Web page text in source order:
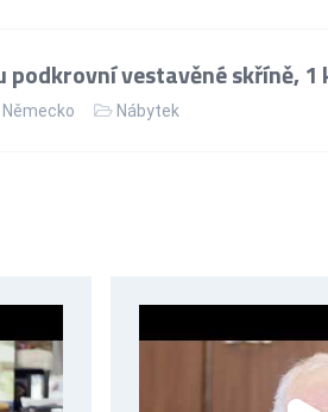
vestavěné skříně, 1
Německo Nábytek